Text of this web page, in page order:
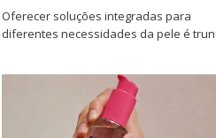
Oferecer soluções integradas para
diferentes necessidades da pele é